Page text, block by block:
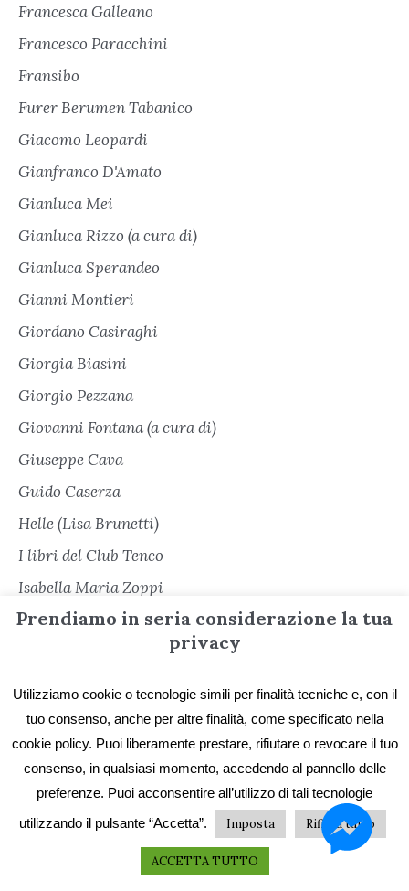
Francesca Galleano
Francesco Paracchini
Fransibo
Furer Berumen Tabanico
Giacomo Leopardi
Gianfranco D'Amato
Gianluca Mei
Gianluca Rizzo (a cura di)
Gianluca Sperandeo
Gianni Montieri
Giordano Casiraghi
Giorgia Biasini
Giorgio Pezzana
Giovanni Fontana (a cura di)
Giuseppe Cava
Guido Caserza
Helle (Lisa Brunetti)
I libri del Club Tenco
Isabella Maria Zoppi
Juan Pablo Santi
Leoncarlo Settimelli
Lisa Tibaldi
Loredana Squeri
Prendiamo in seria considerazione la tua
privacy
Utilizziamo cookie o tecnologie simili per finalità tecniche e, con il
tuo consenso, anche per altre finalità, come specificato nella
cookie policy. Puoi liberamente prestare, rifiutare o revocare il tuo
consenso, in qualsiasi momento, accedendo al pannello delle
preferenze. Puoi acconsentire all’utilizzo di tali tecnologie
utilizzando il pulsante “Accetta”.
Imposta Rifiuta tutto
ACCETTA TUTTO